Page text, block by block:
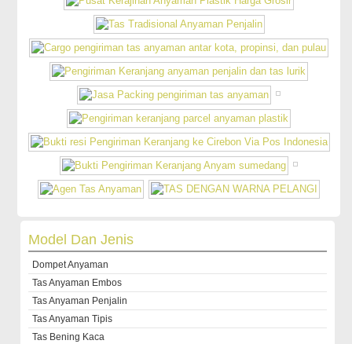
Model Dan Jenis
Dompet Anyaman
Tas Anyaman Embos
Tas Anyaman Penjalin
Tas Anyaman Tipis
Tas Bening Kaca